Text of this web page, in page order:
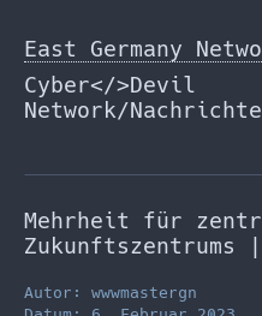
Inhalt
springen
East Germany
Cyber</>Devil
Network/
Mehrheit für
Zukunftszentrums |
Autor: wwwmastergn